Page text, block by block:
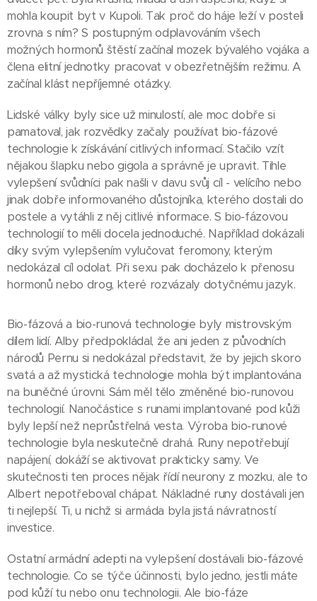
mohla koupit byt v Kupoli. Tak proč do háje leží v posteli
zrovna s ním? S postupným odplavováním všech
možných hormonů štěstí začínal mozek bývalého vojáka a
člena elitní jednotky pracovat v obezřetnějším režimu. A
začínal klást nepříjemné otázky.
Lidské války byly sice už minulostí, ale moc dobře si
pamatoval, jak rozvědky začaly používat bio-fázové
technologie k získávání citlivých informací. Stačilo vzít
nějakou šlapku nebo gigola a správně je upravit. Tihle
vylepšení svůdníci pak našli v davu svůj cíl - velícího nebo
jinak dobře informovaného důstojníka, kterého dostali do
postele a vytáhli z něj citlivé informace. S bio-fázovou
technologií to měli docela jednoduché. Například dokázali
díky svým vylepšením vylučovat feromony, kterým
nedokázal cíl odolat. Při sexu pak docházelo k přenosu
hormonů nebo drog, které rozvázaly dotyčnému jazyk.
Bio-fázová a bio-runová technologie byly mistrovským
dílem lidí. Alby předpokládal, že ani jeden z původních
národů Pernu si nedokázal představit, že by jejich skoro
svatá a až mystická technologie mohla být implantována
na buněčné úrovni. Sám měl tělo změněné bio-runovou
technologií. Nanočástice s runami implantované pod kůži
byly lepší než neprůstřelná vesta. Výroba bio-runové
technologie byla neskutečně drahá. Runy nepotřebují
napájení, dokáží se aktivovat prakticky samy. Ve
skutečnosti ten proces nějak řídí neurony z mozku, ale to
Albert nepotřeboval chápat. Nákladné runy dostávali jen
ti nejlepší. Ti, u nichž si armáda byla jistá návratností
investice.
Ostatní armádní adepti na vylepšení dostávali bio-fázové
technologie. Co se týče účinnosti, bylo jedno, jestli máte
pod kůží tu nebo onu technologii. Ale bio-fáze